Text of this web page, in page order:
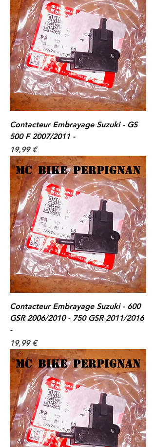
Contacteur Embrayage Suzuki - GS
500 F 2007/2011 -
Prix
19,99 €
Contacteur Embrayage Suzuki - 600
GSR 2006/2010 - 750 GSR 2011/2016
-
Prix
19,99 €